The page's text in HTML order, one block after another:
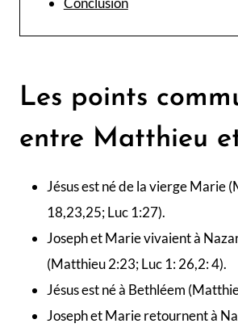
Les points
entre Matthieu
Jésus est né de la vierge Marie
18,23,25; Luc 1:27).
Joseph et Marie vivaient à
(Matthieu 2:23; Luc 1: 26,2: 4).
Jésus est né à Bethléem
Joseph et Marie retournent à